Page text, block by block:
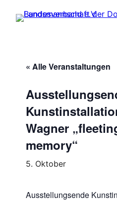
« Alle Veranstaltungen
Wagner
memory“
5. Oktober
Ausstellungsende